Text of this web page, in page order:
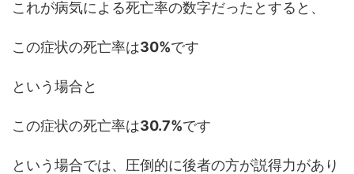
これが病気による死亡率の数字だったとすると、
この症状の死亡率は30%です
という場合と
この症状の死亡率は30.7%です
という場合では、圧倒的に後者の方が説得力があり